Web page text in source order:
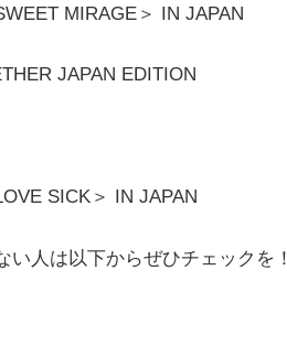
MIRAGE＞ IN JAPAN
JAPAN EDITION
SICK＞ IN JAPAN
人は以下からぜひチェックを！